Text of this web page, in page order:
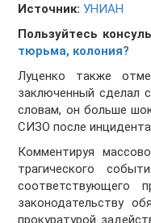
Источник: УНИАН
Пользуйтесь
тюрьма, колония?
Луценко также
заключенный сделал
словам, он больше
СИЗО после
Комментируя
трагического
соответствующего
законодательству
прокуратурой